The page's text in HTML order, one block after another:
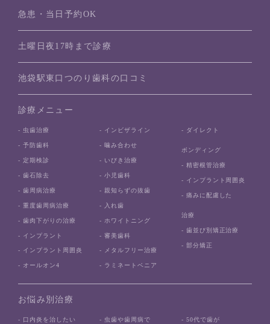
急患・当日予約OK
土曜日夜17時まで診療
池袋駅東口つのり歯科の口コミ
診療メニュー
- 虫歯治療
- 予防歯科
- 定期検診
- 歯石除去
- 歯周病治療
- 重度歯周病治療
- 歯肉下がりの治療
- インプラント
- インプラント周囲炎
- オールオン4
- インビザライン
- 噛み合わせ
- いびき治療
- 小児歯科
- 親知らずの抜歯
- 入れ歯
- ホワイトニング
- 審美歯科
- メタルフリー治療
- ラミネートベニア
- ダイレクト
ボンディング
- 精密根管治療
- インプラント周囲炎
- 痛みに配慮した
治療
- 歯並び別矯正治療
- 部分矯正
お悩み別治療
- 口内炎を治したい - 虫歯や歯周病で - 50代で歯が